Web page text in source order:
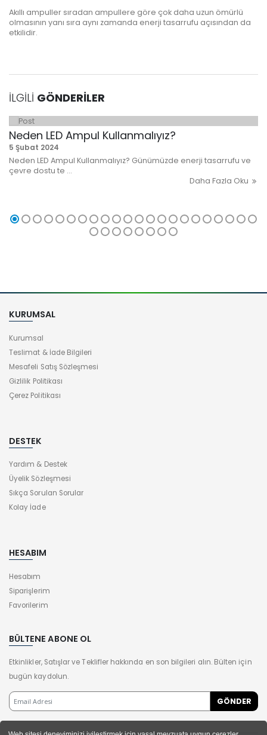
Akıllı ampuller sıradan ampullere göre çok daha uzun ömürlü
olmasının yanı sıra aynı zamanda enerji tasarrufu açısından da
etkilidir.
İLGİLİ GÖNDERİLER
Neden LED Ampul Kullanmalıyız?
5 Şubat 2024
Neden LED Ampul Kullanmalıyız? Günümüzde enerji tasarrufu ve
çevre dostu te ...
Daha Fazla Oku
KURUMSAL
Kurumsal
Teslimat & İade Bilgileri
Mesafeli Satış Sözleşmesi
Gizlilik Politikası
Çerez Politikası
DESTEK
Yardım & Destek
Üyelik Sözleşmesi
Sıkça Sorulan Sorular
Kolay İade
HESABIM
Hesabım
Siparişlerim
Favorilerim
BÜLTENE ABONE OL
Etkinlikler, Satışlar ve Teklifler hakkında en son bilgileri alın. Bülten için
bugün kaydolun.